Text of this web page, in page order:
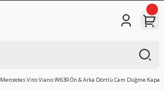
Mercedes Vito Viano W639 Ön & Arka Dörtlü Cam Düğme Kapağı